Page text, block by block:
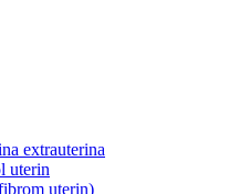
extrauterina
uterin
uterin)